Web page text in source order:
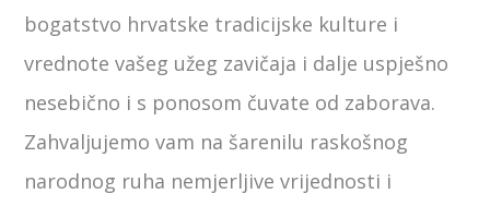
bogatstvo hrvatske tradicijske kulture i
vrednote vašeg užeg zavičaja i dalje uspješno
nesebično i s ponosom čuvate od zaborava.
Zahvaljujemo vam na šarenilu raskošnog
narodnog ruha nemjerljive vrijednosti i